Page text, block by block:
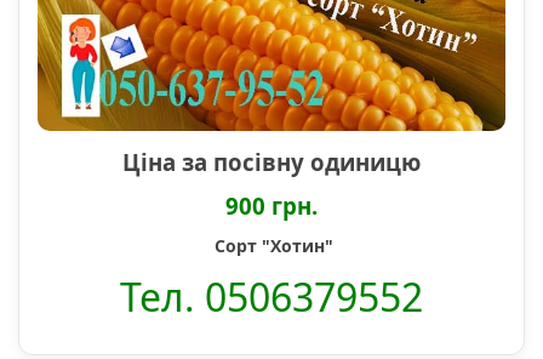
Ціна за посівну одиницю
900 грн.
Сорт "Хотин"
Тел. 0506379552